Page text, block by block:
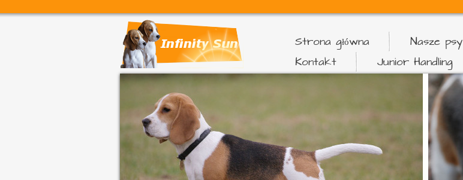
Strona główna Nasze psy
Kontakt
Junior Handling